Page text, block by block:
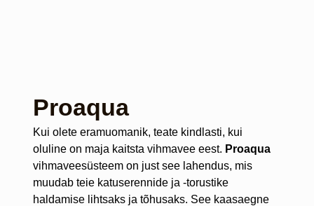
Proaqua
Kui olete eramuomanik, teate kindlasti, kui
oluline on maja kaitsta vihmavee eest. Proaqua
vihmaveesüsteem on just see lahendus, mis
muudab teie katuserennide ja -torustike
haldamise lihtsaks ja tõhusaks. See kaasaegne